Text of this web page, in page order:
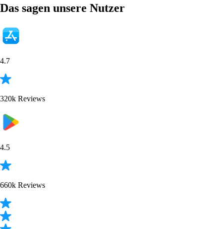
Das sagen unsere Nutzer
4.7
320k Reviews
4.5
660k Reviews